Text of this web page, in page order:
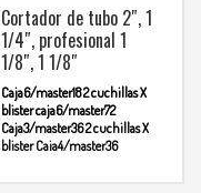
Cortador de tubo 2″, 1
1/4″, profesional 1
1/8″, 1 1/8″
Caja6/master182 cuchillas X
blistercaja6/master72
Caja3/master362 cuchillas X
blister Caja4/master36